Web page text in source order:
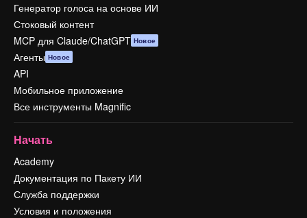
Генератор голоса на основе ИИ
Стоковый контент
MCP для Claude/ChatGPT Новое
Агенты Новое
API
Мобильное приложение
Все инструменты Magnific
Начать
Academy
Документация по Пакету ИИ
Служба поддержки
Условия и положения